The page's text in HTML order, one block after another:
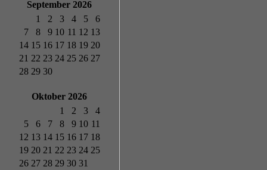
September 2026
1
2 3 4 5
6
7
8 9 10 11 12 13
14 15 16 17 18 19 20
21 22 23 24 25 26 27
28 29 30
Oktober 2026
1
2 3
4
5
6 7 8 9 10 11
12 13 14 15 16 17 18
19 20 21 22 23 24 25
26 27 28 29 30 31